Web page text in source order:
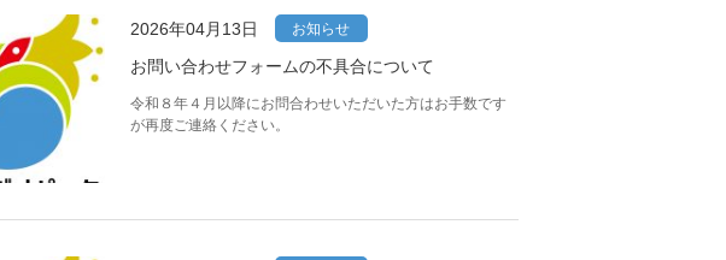
2026年04月13日 お知らせ
お問い合わせフォームの不具合について
令和８年４月以降にお問合わせいただいた方はお手数です
が再度ご連絡ください。